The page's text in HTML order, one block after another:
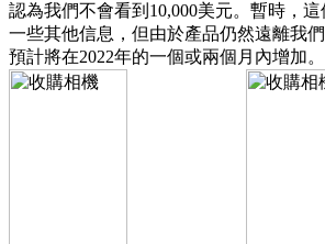
認為我們不會看到10,000美元。暫時，
一些其他信息，但由於產品仍然遠離我
預計將在2022年的一個或兩個月內增加。